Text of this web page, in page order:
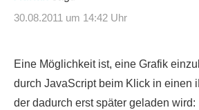
30.08.2011 um 14:42 Uhr
Eine Möglichkeit ist, eine Grafik
durch JavaScript beim Klick in einen
der dadurch erst später geladen wird: